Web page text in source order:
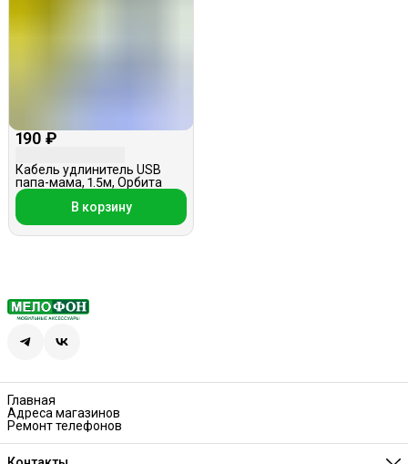
190 ₽
Кабель удлинитель USB
папа-мама, 1.5м, Орбита
В корзину
Главная
Адреса магазинов
Ремонт телефонов